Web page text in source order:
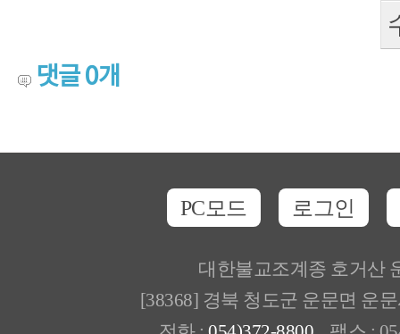
댓글0개
PC모드 로그인
대한불교조계종 호거산
[38368] 경북 청도군 운문면 운